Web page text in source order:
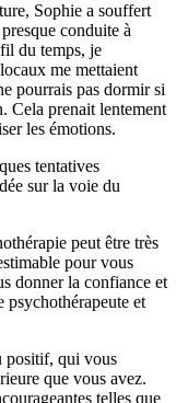
Sophie a souffert
conduite à
du temps, je
me mettaient
pourrais pas dormir si
Cela prenait lentement
les émotions.
tentatives
sur la voie du
peut être très
pour vous
donner la confiance et
psychothérapeute et
positif, qui vous
que vous avez.
telles que